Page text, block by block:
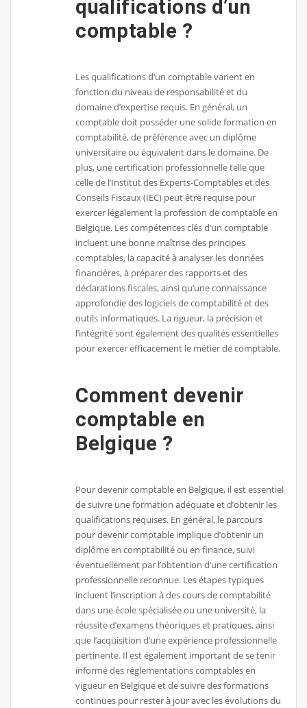
qualifications d’un
comptable ?
Les qualifications d’un comptable varient en
fonction du niveau de responsabilité et du
domaine d’expertise requis. En général, un
comptable doit posséder une solide formation en
comptabilité, de préférence avec un diplôme
universitaire ou équivalent dans le domaine. De
plus, une certification professionnelle telle que
celle de l’Institut des Experts-Comptables et des
Conseils Fiscaux (IEC) peut être requise pour
exercer légalement la profession de comptable en
Belgique. Les compétences clés d’un comptable
incluent une bonne maîtrise des principes
comptables, la capacité à analyser les données
financières, à préparer des rapports et des
déclarations fiscales, ainsi qu’une connaissance
approfondie des logiciels de comptabilité et des
outils informatiques. La rigueur, la précision et
l’intégrité sont également des qualités essentielles
pour exercer efficacement le métier de comptable.
Comment devenir
comptable en
Belgique ?
Pour devenir comptable en Belgique, il est essentiel
de suivre une formation adéquate et d’obtenir les
qualifications requises. En général, le parcours
pour devenir comptable implique d’obtenir un
diplôme en comptabilité ou en finance, suivi
éventuellement par l’obtention d’une certification
professionnelle reconnue. Les étapes typiques
incluent l’inscription à des cours de comptabilité
dans une école spécialisée ou une université, la
réussite d’examens théoriques et pratiques, ainsi
que l’acquisition d’une expérience professionnelle
pertinente. Il est également important de se tenir
informé des réglementations comptables en
vigueur en Belgique et de suivre des formations
continues pour rester à jour avec les évolutions du